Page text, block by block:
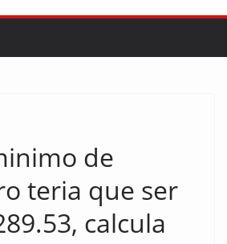
de
teria que ser
calcula